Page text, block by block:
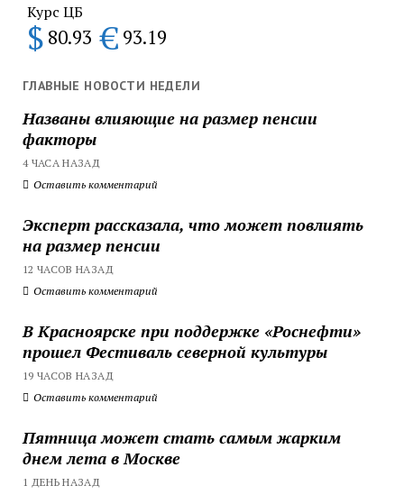
Курс ЦБ
$ 80.93 € 93.19
ГЛАВНЫЕ НОВОСТИ НЕДЕЛИ
Названы влияющие на размер пенсии
факторы
4 ЧАСА НАЗАД
Оставить комментарий
Эксперт рассказала, что может повлиять
на размер пенсии
12 ЧАСОВ НАЗАД
Оставить комментарий
В Красноярске при поддержке «Роснефти»
прошел Фестиваль северной культуры
19 ЧАСОВ НАЗАД
Оставить комментарий
Пятница может стать самым жарким
днем лета в Москве
1 ДЕНЬ НАЗАД